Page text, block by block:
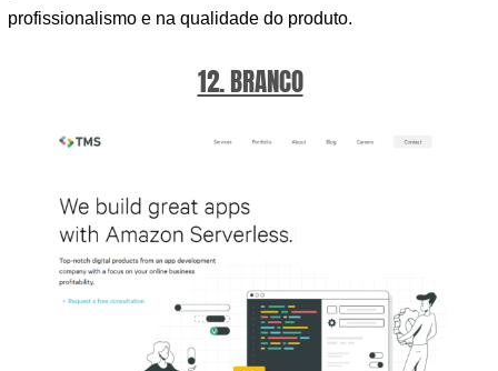
profissionalismo e na qualidade do produto.
12. BRANCO